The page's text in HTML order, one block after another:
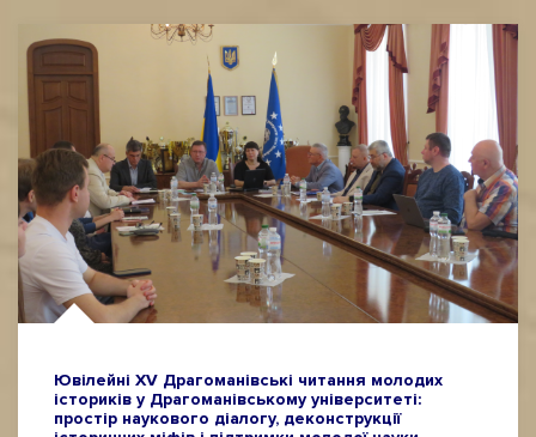
Ювілейні ХV Драгоманівські читання молодих
істориків у Драгоманівському університеті:
простір наукового діалогу, деконструкції